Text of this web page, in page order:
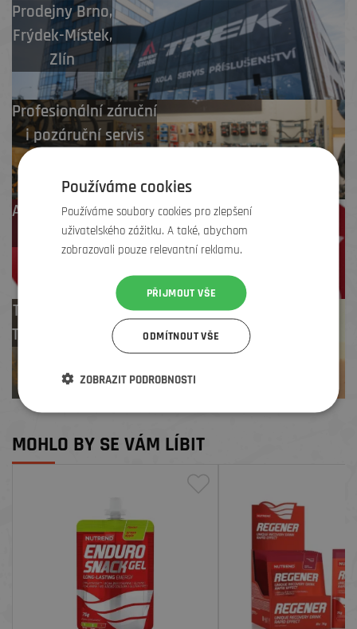
ProdejnyBrno,
Frýdek-Místek,
Zlín
Profesionální záruční
i pozáruční servis
Až 4 % cashback
na další nákup
Test centrum
TREK zdarma
MOHLO BY SE VÁM LÍBIT
Používáme cookies
Používáme soubory cookies pro zlepšení
uživatelského zážitku. A také, abychom
zobrazovali pouze relevantní reklamu.
PŘIJMOUT VŠE
ODMÍTNOUT VŠE
ZOBRAZIT PODROBNOSTI